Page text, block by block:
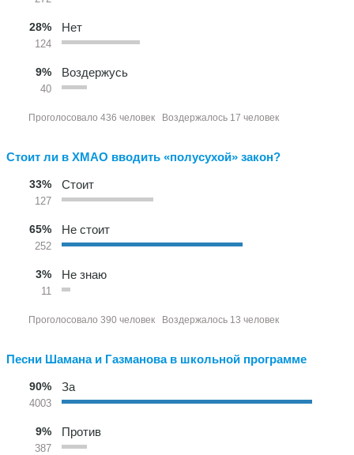
28%
124
Нет
9%
40
Воздержусь
Проголосовало 436 человек Воздержалось 17 человек
Стоит ли в ХМАО вводить «полусухой» закон?
33%
127
Стоит
65%
252
Не стоит
3%
11
Не знаю
Проголосовало 390 человек Воздержалось 13 человек
Песни Шамана и Газманова в школьной программе
90%
4003
За
9%
387
Против